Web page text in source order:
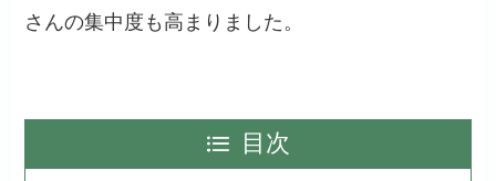
さんの集中度も高まりました。
目次